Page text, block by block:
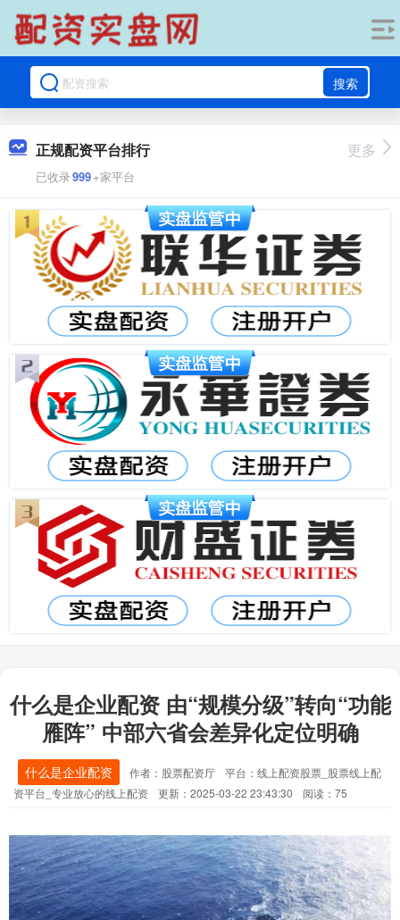
搜索
正规配资平台排行
已收录999+家平台
更多
什么是企业配资 由“规模分级”转向“功能
雁阵” 中部六省会差异化定位明确
什么是企业配资 作者：股票配资厅
平台：线上配资股票_股票线上配
资平台_专业放心的线上配资
更新：2025-03-22 23:43:30 阅读：75